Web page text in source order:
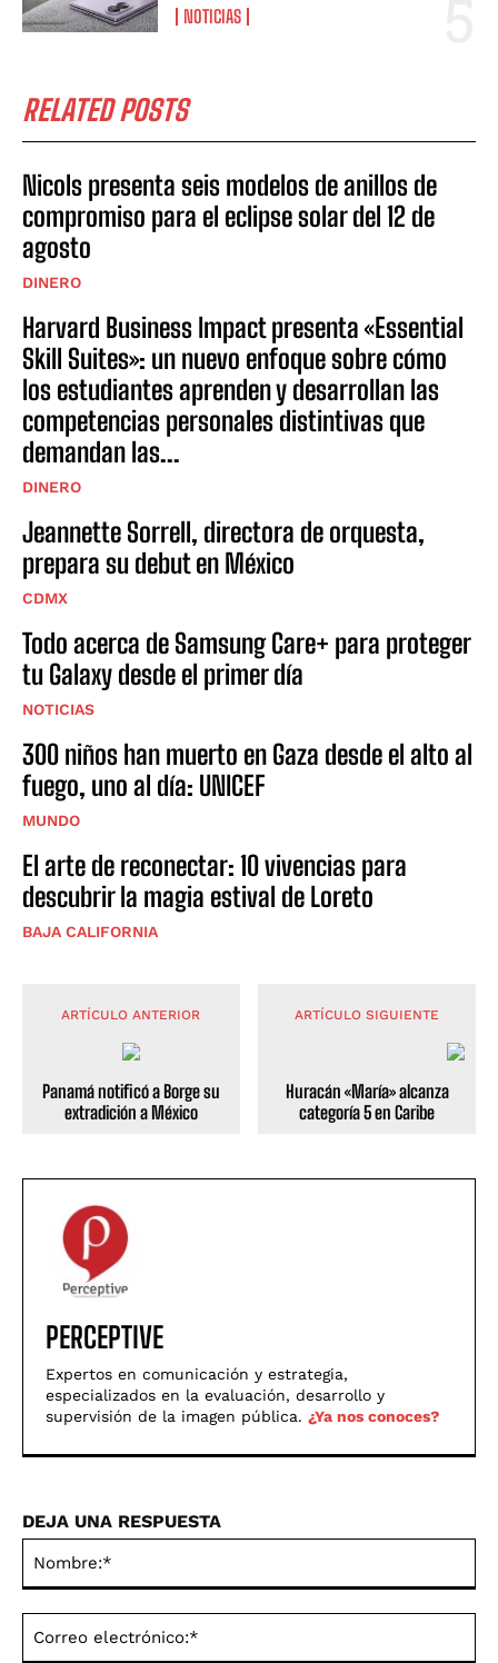
NOTICIAS
RELATED POSTS
Nicols presenta seis modelos de anillos de
compromiso para el eclipse solar del 12 de
agosto
DINERO
Harvard Business Impact presenta «Essential
Skill Suites»: un nuevo enfoque sobre cómo
los estudiantes aprenden y desarrollan las
competencias personales distintivas que
demandan las...
DINERO
Jeannette Sorrell, directora de orquesta,
prepara su debut en México
CDMX
Todo acerca de Samsung Care+ para proteger
tu Galaxy desde el primer día
NOTICIAS
300 niños han muerto en Gaza desde el alto al
fuego, uno al día: UNICEF
MUNDO
El arte de reconectar: 10 vivencias para
descubrir la magia estival de Loreto
BAJA CALIFORNIA
ARTÍCULO ANTERIOR
Panamá notificó a Borge su
extradición a México
ARTÍCULO SIGUIENTE
Huracán «María» alcanza
categoría 5 en Caribe
PERCEPTIVE
Expertos en comunicación y estrategia,
especializados en la evaluación, desarrollo y
supervisión de la imagen pública. ¿Ya nos conoces?
DEJA UNA RESPUESTA